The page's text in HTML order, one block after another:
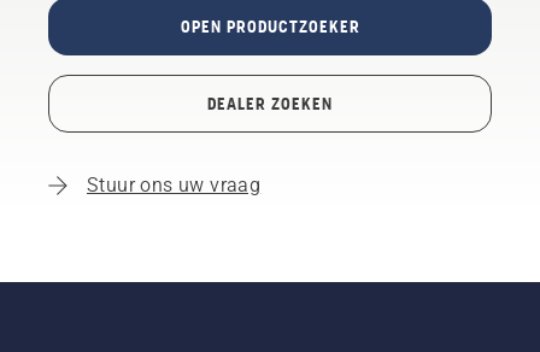
OPEN PRODUCTZOEKER
DEALER ZOEKEN
Stuur ons uw vraag